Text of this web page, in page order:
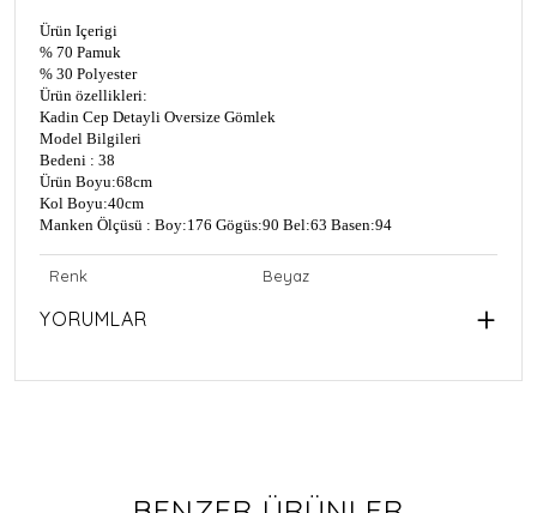
Ürün Içerigi
% 70 Pamuk
% 30 Polyester
Ürün özellikleri:
Kadin Cep Detayli Oversize Gömlek
Model Bilgileri
Bedeni : 38
Ürün Boyu:68cm
Kol Boyu:40cm
Manken Ölçüsü : Boy:176 Gögüs:90 Bel:63 Basen:94
Renk Beyaz
YORUMLAR